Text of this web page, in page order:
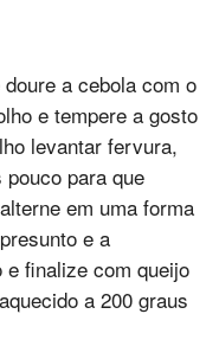
a cebola com o
e tempere a gosto
levantar fervura,
para que
em uma forma
e a
finalize com queijo
a 200 graus